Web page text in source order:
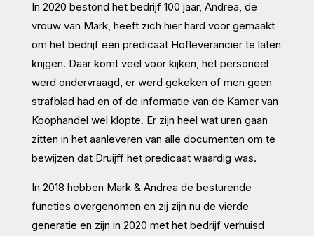
In 2020 bestond het bedrijf 100 jaar, Andrea, de
vrouw van Mark, heeft zich hier hard voor gemaakt
om het bedrijf een predicaat Hofleverancier te laten
krijgen. Daar komt veel voor kijken, het personeel
werd ondervraagd, er werd gekeken of men geen
strafblad had en of de informatie van de Kamer van
Koophandel wel klopte. Er zijn heel wat uren gaan
zitten in het aanleveren van alle documenten om te
bewijzen dat Druijff het predicaat waardig was.
In 2018 hebben Mark & Andrea de besturende
functies overgenomen en zij zijn nu de vierde
generatie en zijn in 2020 met het bedrijf verhuisd